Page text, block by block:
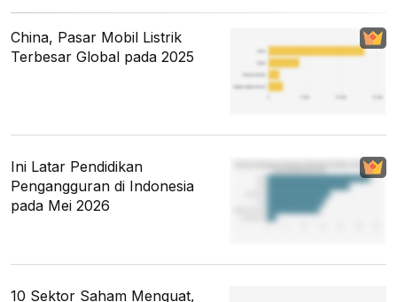
China, Pasar Mobil Listrik
Terbesar Global pada 2025
Ini Latar Pendidikan
Pengangguran di Indonesia
pada Mei 2026
10 Sektor Saham Menguat,